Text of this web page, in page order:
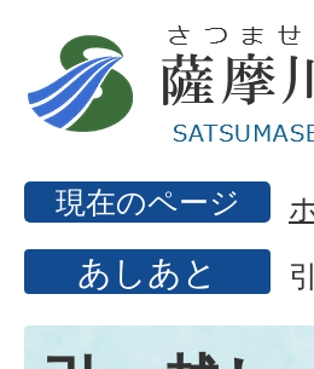
現在のページ
あしあと